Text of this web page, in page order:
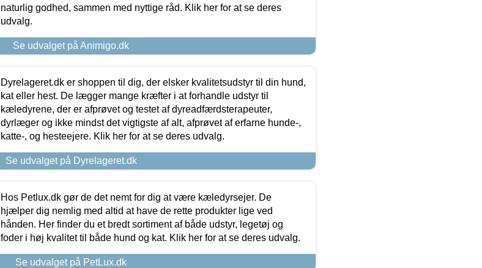
naturlig godhed, sammen med nyttige råd. Klik her for at se deres
udvalg.
Se udvalget på Animigo.dk
Dyrelageret.dk er shoppen til dig, der elsker kvalitetsudstyr til din hund,
kat eller hest. De lægger mange kræfter i at forhandle udstyr til
kæledyrene, der er afprøvet og testet af dyreadfærdsterapeuter,
dyrlæger og ikke mindst det vigtigste af alt, afprøvet af erfarne hunde-,
katte-, og hesteejere. Klik her for at se deres udvalg.
Se udvalget på Dyrelageret.dk
Hos Petlux.dk gør de det nemt for dig at være kæledyrsejer. De
hjælper dig nemlig med altid at have de rette produkter lige ved
hånden. Her finder du et bredt sortiment af både udstyr, legetøj og
foder i høj kvalitet til både hund og kat. Klik her for at se deres udvalg.
Se udvalget på PetLux.dk